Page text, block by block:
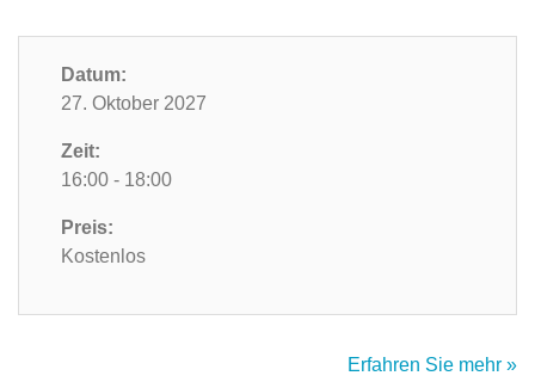
Datum:
27. Oktober 2027
Zeit:
16:00 - 18:00
Preis:
Kostenlos
Erfahren Sie mehr »